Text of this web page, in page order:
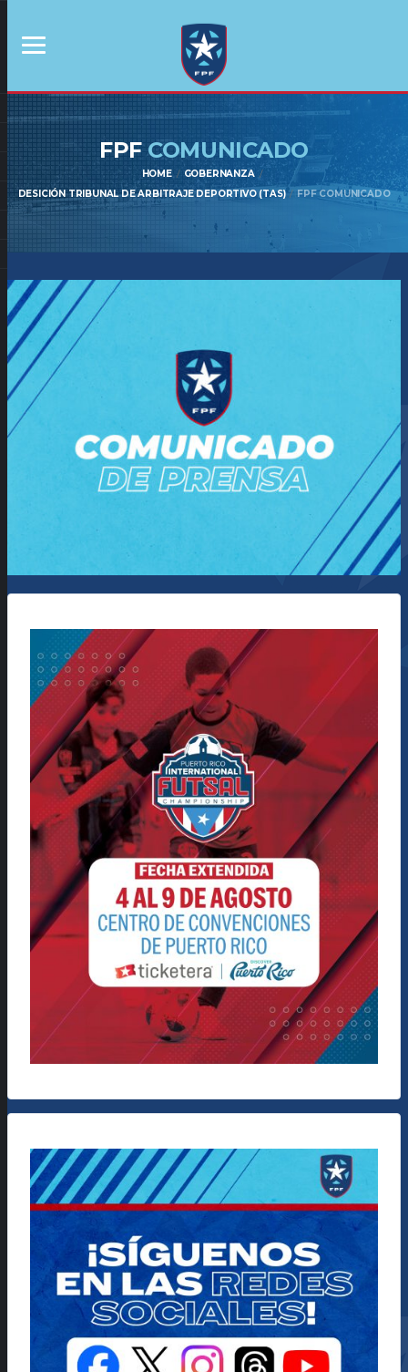
FPFCOMUNICADO
HOME
GOBERNANZA
DESICIÓN TRIBUNAL DE ARBITRAJE DEPORTIVO (TAS)
FPF COMUNICADO